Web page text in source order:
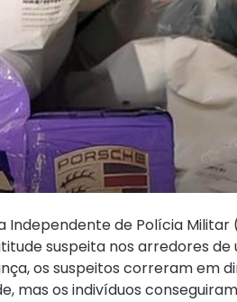
Independente de Polícia Militar
suspeita nos arredores de
os suspeitos correram em
mas os indivíduos